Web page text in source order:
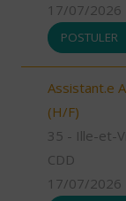
17/07/2026
POSTULER
Assistant.e
(H/F)
35 - Ille-et-
CDD
17/07/2026